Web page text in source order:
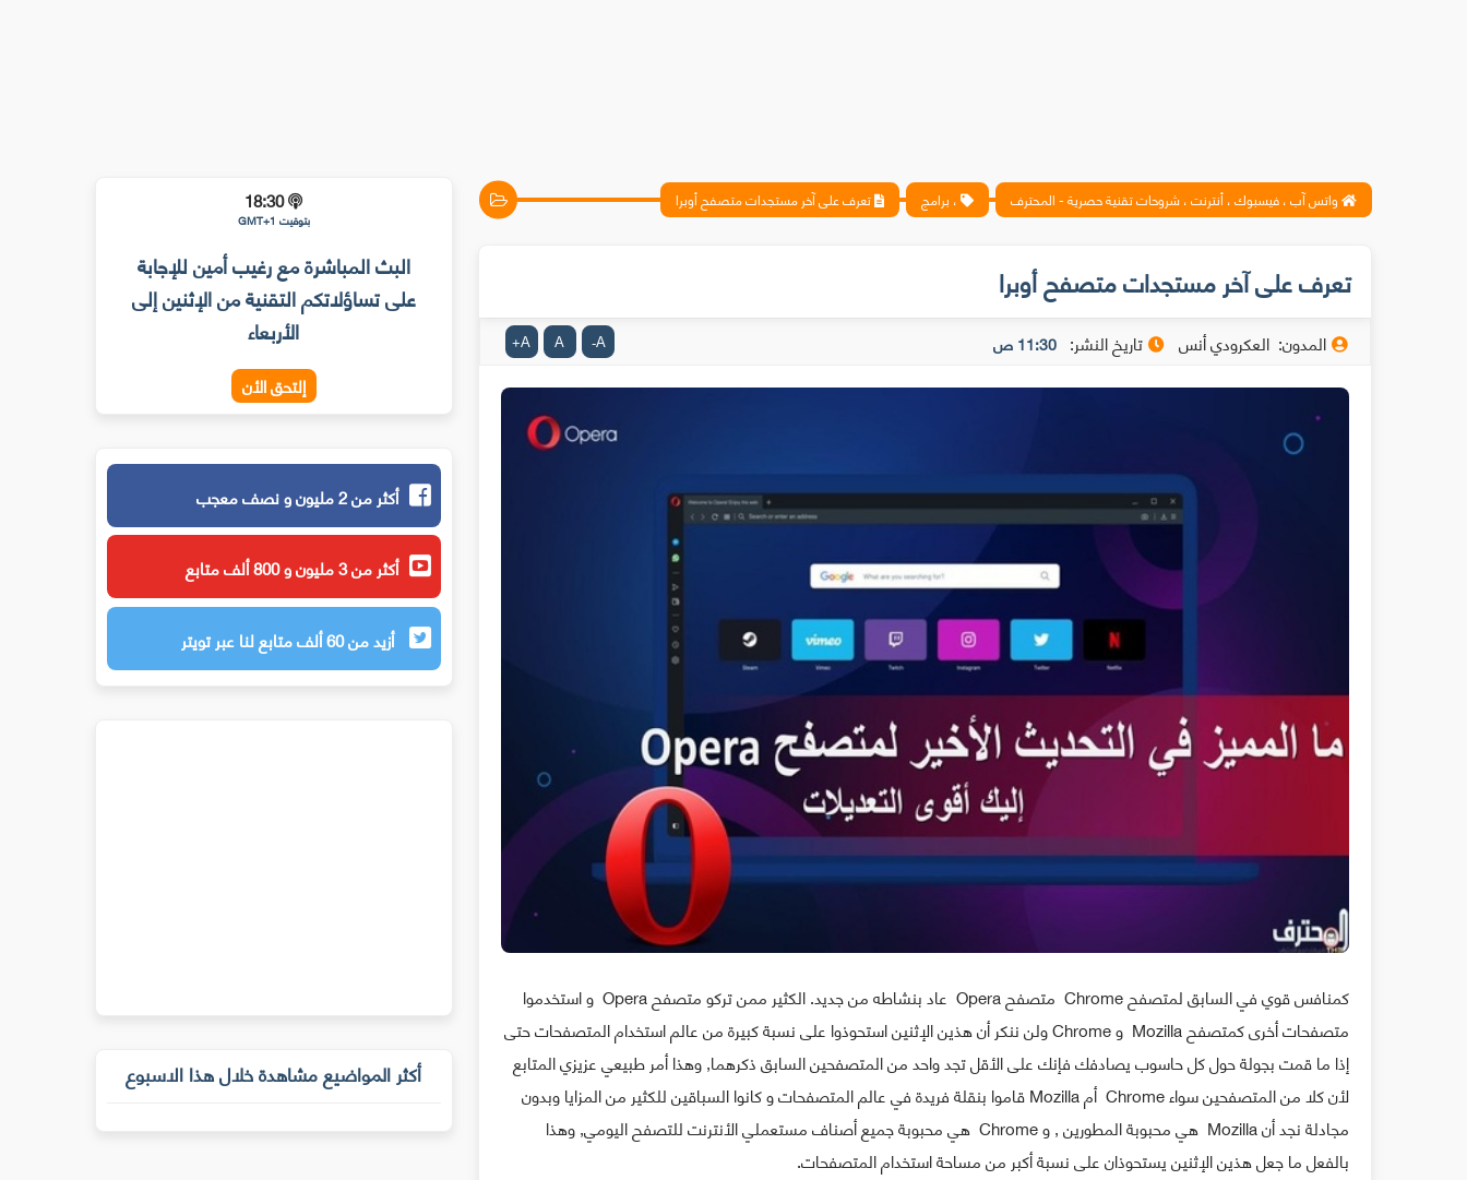
واتس آب ، فيسبوك ، أنترنت ، شروحات تقنية حصرية - المحترف ، برامج تعرف على آخر مستجدات متصفح أوبرا
تعرف على آخر مستجدات متصفح أوبرا
المدون: العكرودي أنس تاريخ النشر: 11:30 ص A
-
A
A
+
كمنافس قوي في السابق لمتصفح Chrome متصفح Opera عاد بنشاطه من جديد. الكثير ممن تركو متصفح Opera و استخدموا
متصفحات أخرى كمتصفح Mozilla و Chrome ولن ننكر أن هذين الإثنين استحوذوا على نسبة كبيرة من عالم استخدام المتصفحات حتى
إذا ما قمت بجولة حول كل حاسوب يصادفك فإنك على الأقل تجد واحد من المتصفحين السابق ذكرهما, وهذا أمر طبيعي عزيزي المتابع
لأن كلا من المتصفحين سواء Chrome أم Mozilla قاموا بنقلة فريدة في عالم المتصفحات و كانوا السباقين للكثير من المزايا وبدون
مجادلة نجد أن Mozilla هي محبوبة المطورين , و Chrome هي محبوبة جميع أصناف مستعملي الأنترنت للتصفح اليومي, وهذا
بالفعل ما جعل هذين الإثنين يستحوذان على نسبة أكبر من مساحة استخدام المتصفحات.
18:30
بتوقيت GMT+1
البث المباشرة مع رغيب أمين للإجابة
على تساؤلاتكم التقنية من الإثنين إلى
الأربعاء
إلتحق الأن
أكثر من 2 مليون و نصف معجب
أكثر من 3 مليون و 800 ألف متابع
أزيد من 60 ألف متابع لنا عبر تويتر
أكثر المواضيع مشاهدة خلال هذا الاسبوع